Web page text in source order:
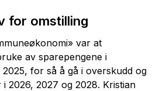
for omstilling
var at
av sparepengene i
2025, for så å gå i overskudd og
2026, 2027 og 2028. Kristian